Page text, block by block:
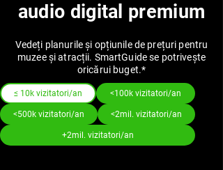
audio digital premium
Vedeți planurile și opțiunile de prețuri pentru
muzee și atracții. SmartGuide se potrivește
oricărui buget.*
≤ 10k vizitatori/an <100k vizitatori/an
<500k vizitatori/an <2mil. vizitatori/an
+2mil. vizitatori/an